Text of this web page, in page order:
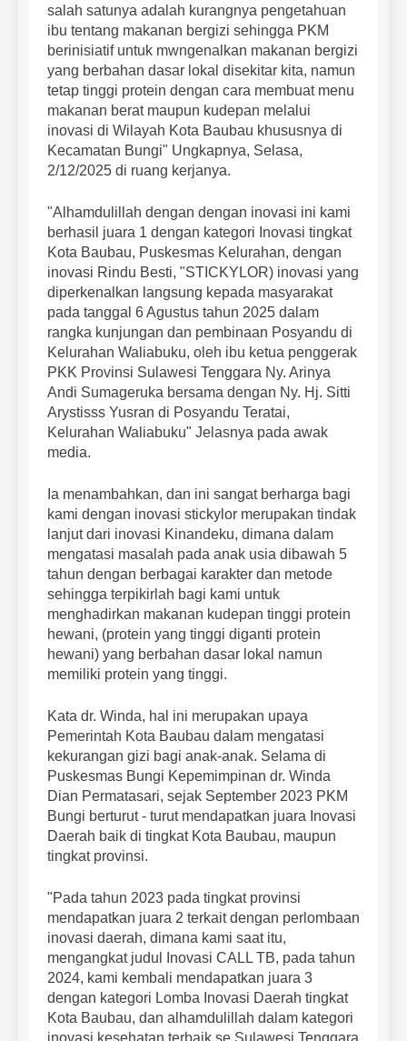
salah satunya adalah kurangnya pengetahuan
ibu tentang makanan bergizi sehingga PKM
berinisiatif untuk mwngenalkan makanan bergizi
yang berbahan dasar lokal disekitar kita, namun
tetap tinggi protein dengan cara membuat menu
makanan berat maupun kudepan melalui
inovasi di Wilayah Kota Baubau khususnya di
Kecamatan Bungi" Ungkapnya, Selasa,
2/12/2025 di ruang kerjanya.
"Alhamdulillah dengan dengan inovasi ini kami
berhasil juara 1 dengan kategori Inovasi tingkat
Kota Baubau, Puskesmas Kelurahan, dengan
inovasi Rindu Besti, "STICKYLOR) inovasi yang
diperkenalkan langsung kepada masyarakat
pada tanggal 6 Agustus tahun 2025 dalam
rangka kunjungan dan pembinaan Posyandu di
Kelurahan Waliabuku, oleh ibu ketua penggerak
PKK Provinsi Sulawesi Tenggara Ny. Arinya
Andi Sumageruka bersama dengan Ny. Hj. Sitti
Arystisss Yusran di Posyandu Teratai,
Kelurahan Waliabuku" Jelasnya pada awak
media.
Ia menambahkan, dan ini sangat berharga bagi
kami dengan inovasi stickylor merupakan tindak
lanjut dari inovasi Kinandeku, dimana dalam
mengatasi masalah pada anak usia dibawah 5
tahun dengan berbagai karakter dan metode
sehingga terpikirlah bagi kami untuk
menghadirkan makanan kudepan tinggi protein
hewani, (protein yang tinggi diganti protein
hewani) yang berbahan dasar lokal namun
memiliki protein yang tinggi.
Kata dr. Winda, hal ini merupakan upaya
Pemerintah Kota Baubau dalam mengatasi
kekurangan gizi bagi anak-anak. Selama di
Puskesmas Bungi Kepemimpinan dr. Winda
Dian Permatasari, sejak September 2023 PKM
Bungi berturut - turut mendapatkan juara Inovasi
Daerah baik di tingkat Kota Baubau, maupun
tingkat provinsi.
"Pada tahun 2023 pada tingkat provinsi
mendapatkan juara 2 terkait dengan perlombaan
inovasi daerah, dimana kami saat itu,
mengangkat judul Inovasi CALL TB, pada tahun
2024, kami kembali mendapatkan juara 3
dengan kategori Lomba Inovasi Daerah tingkat
Kota Baubau, dan alhamdulillah dalam kategori
inovasi kesehatan terbaik se Sulawesi Tenggara